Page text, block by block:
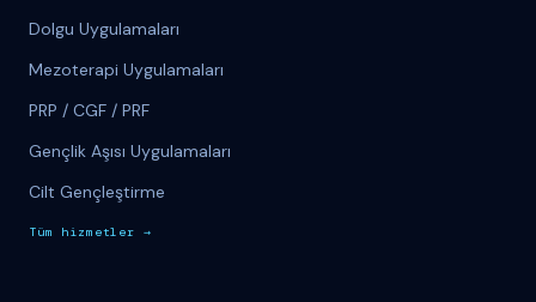
Dolgu Uygulamaları
Mezoterapi Uygulamaları
PRP / CGF / PRF
Gençlik Aşısı Uygulamaları
Cilt Gençleştirme
Tüm hizmetler →